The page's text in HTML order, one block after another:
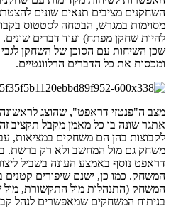
השחקנים מציבים תנאים שונים
מסוימות במגרש, הבטחה לסטטוס
להיות שחקן מפתח) ועוד דברים שונים.
שכן השיחות עם הסוכן של השחקן
ומכסות את כל הדברים הרלוונטיים.
מצב ה"פנטזי דראפט", שהוצג
אתגר שונה בו כל מאמן מקבל תקציב
לקבוצות בהן הם משחקים במציאות,
משחק גם מול המחשב ולא רק ברשת.
דראפט נוסף באמצע העונה בשביל
המשחק. כמו כן, ישנם שיפורים קטנים
המשחק (התנהלות מול התקשורת, מול
בניתוח המשחקים שמאפשרים לנהל